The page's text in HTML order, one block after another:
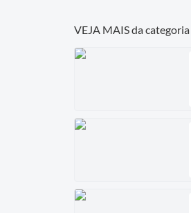
VEJA MAIS da categoria